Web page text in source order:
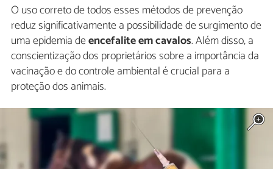
O uso correto de todos esses métodos de prevenção
reduz significativamente a possibilidade de surgimento de
uma epidemia deencefalite em cavalos. Além disso, a
conscientização dos proprietários sobre a importância da
vacinação e do controle ambiental é crucial para a
proteção dos animais.